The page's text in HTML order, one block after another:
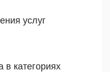
услуг
категориях